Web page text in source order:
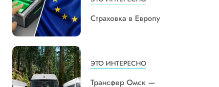
Страховка в Европу
ЭТО ИНТЕРЕСНО
Трансфер Омск —